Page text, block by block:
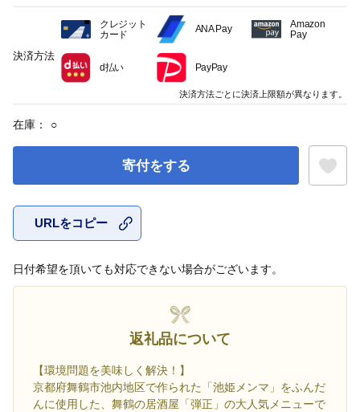
在庫： ○
寄付をする
URLをコピー
日付希望を頂いても対応できない場合がございます。
返礼品について
【環境問題を美味しく解決！】
京都府舞鶴市池内地区で作られた「池姫メンマ」をふんだ
んに使用した、舞鶴の居酒屋「弾正」の大人気メニューで
決済方法
クレジット
カード
ANA Pay
Amazon
Pay
d払い PayPay
決済方法ごとに決済上限額が異なります。